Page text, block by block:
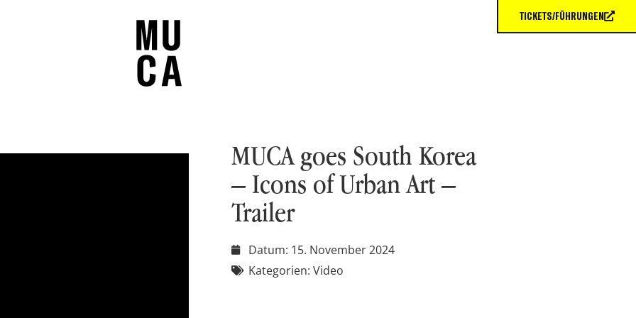
MUCA goes South Korea
– Icons of Urban Art –
Trailer
Datum: 15. November 2024
Kategorien: Video
TICKETS/FÜHRUNGEN